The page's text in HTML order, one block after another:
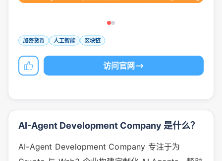
加密货币 人工智能 区块链
访问官网
AI-Agent Development Company 是什么？
AI-Agent Development Company 专注于为